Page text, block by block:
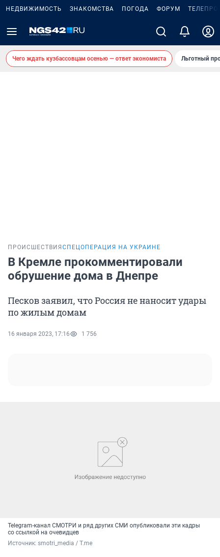
НЕДВИЖИМОСТЬ ЗНАКОМСТВА ПОГОДА ФОРУМ
Чего ждать кузбассовцам осенью — ответ экономиста Льготный
ПРОИСШЕСТВИЯ СПЕЦОПЕРАЦИЯ НА УКРАИНЕ
В Кремле прокомментировали
обрушение дома в Днепре
Песков заявил, что Россия не наносит удары
по жилым домам
16 января 2023, 17:16 1 756
Telegram-канал СМОТРИ и ряд других СМИ опубликовали эти кадры
со ссылкой на очевидцев
Источник: smotri_media / T.me